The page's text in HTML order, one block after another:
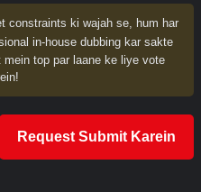
constraints ki wajah se, hum har
in-house dubbing kar sakte
top par laane ke liye vote
Request Submit Karein